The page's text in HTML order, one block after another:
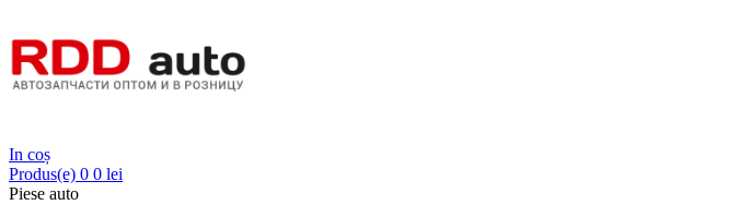
In coș
Produs(e) 0 0 lei
Piese auto